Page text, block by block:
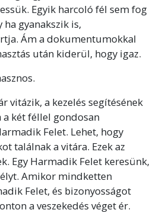
Egyik harcoló fél sem fog
ha gyanakszik is,
Ám a dokumentumokkal
után kiderül, hogy igaz.
vitázik, a kezelés segítésének
a két féllel gondosan
Felet. Lehet, hogy
találnak a vitára. Ezek az
Egy Harmadik Felet keresünk,
Amikor mindketten
Felet, és bizonyosságot
a veszekedés véget ér.